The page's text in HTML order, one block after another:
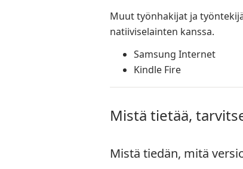
Muut työnhakijat ja
natiiviselainten kanssa.
Samsung Internet
Kindle Fire
Mistä tietää,
Mistä tiedän, mitä